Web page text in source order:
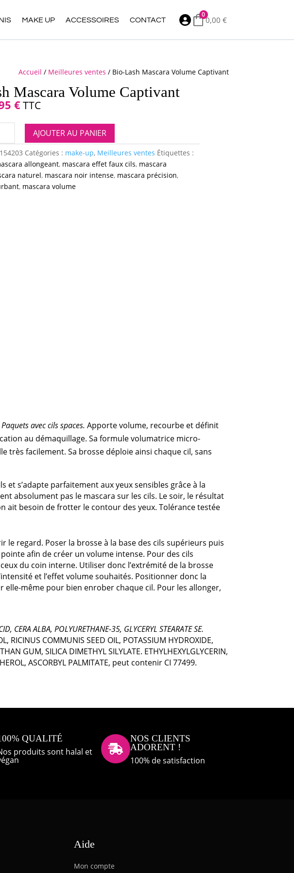
MAKE UP ACCESSOIRES CONTACT  0
0,00 €
Accueil / Meilleures ventes / Bio-Lash Mascara Volume Captivant
Mascara Volume Captivant
€.
€Le
actuel
est :
4,95 €.
TTC
AJOUTER AU PANIER
Catégories : make-up, Meilleures ventes Étiquettes :
allongeant, mascara effet faux cils, mascara
naturel, mascara noir intense, mascara précision,
, mascara volume
avec cils spaces. Apporte volume, recourbe et définit
au démaquillage. Sa formule volumatrice micro-
facilement. Sa brosse déploie ainsi chaque cil, sans
et s’adapte parfaitement aux yeux sensibles grâce à la
absolument pas le mascara sur les cils. Le soir, le résultat
ait besoin de frotter le contour des yeux. Tolérance testée
le regard. Poser la brosse à la base des cils supérieurs puis
afin de créer un volume intense. Pour des cils
du coin interne. Utiliser donc l’extrémité de la brosse
et l’effet volume souhaités. Positionner donc la
même pour bien enrober chaque cil. Pour les allonger,
CERA ALBA, POLYURETHANE-35, GLYCERYL STEARATE SE.
RICINUS COMMUNIS SEED OIL, POTASSIUM HYDROXIDE,
GUM, SILICA DIMETHYL SILYLATE. ETHYLHEXYLGLYCERIN,
ASCORBYL PALMITATE, peut contenir CI 77499.
QUALITÉ
produits sont halal et 
NOS CLIENTS
ADORENT !
100% de satisfaction
Aide
Mon compte